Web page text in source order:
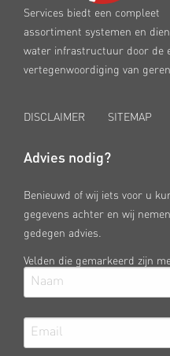
Services biedt een compleet
assortiment systemen en
water infrastructuur door de
vertegenwoordiging van
DISCLAIMER SITEMAP
Advies nodig?
Benieuwd of wij iets voor u
gegevens achter en wij
gedegen advies.
Velden die gemarkeerd zijn